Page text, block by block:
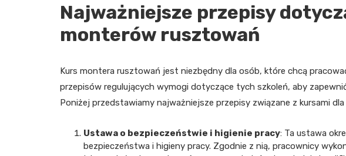
Najważniejsze przepisy
monterów rusztowań
Kurs montera rusztowań jest niezbędny dla osób, które chcą
przepisów regulujących wymogi dotyczące tych szkoleń, aby
Poniżej przedstawiamy najważniejsze przepisy związane z kursami
Ustawa o bezpieczeństwie i higienie pracy: Ta ustawa
bezpieczeństwa i higieny pracy. Zgodnie z nią, pracownicy